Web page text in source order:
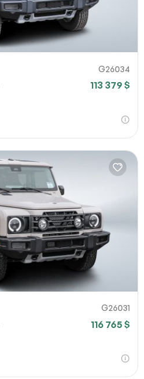
G26034
113 379 $
G26031
116 765 $